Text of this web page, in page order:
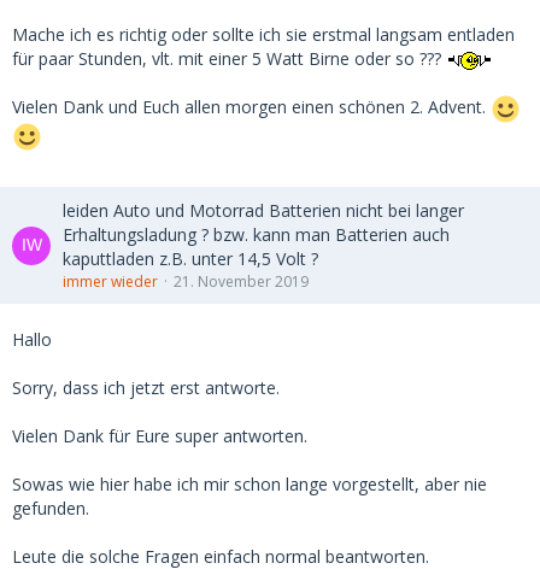
Mache ich es richtig oder sollte ich sie erstmal langsam entladen
für paar Stunden, vlt. mit einer 5 Watt Birne oder so ???
Vielen Dank und Euch allen morgen einen schönen 2. Advent.
leiden Auto und Motorrad Batterien nicht bei langer
Erhaltungsladung ? bzw. kann man Batterien auch
kaputtladen z.B. unter 14,5 Volt ?
immer wieder 21. November 2019
Hallo
Sorry, dass ich jetzt erst antworte.
Vielen Dank für Eure super antworten.
Sowas wie hier habe ich mir schon lange vorgestellt, aber nie
gefunden.
Leute die solche Fragen einfach normal beantworten.